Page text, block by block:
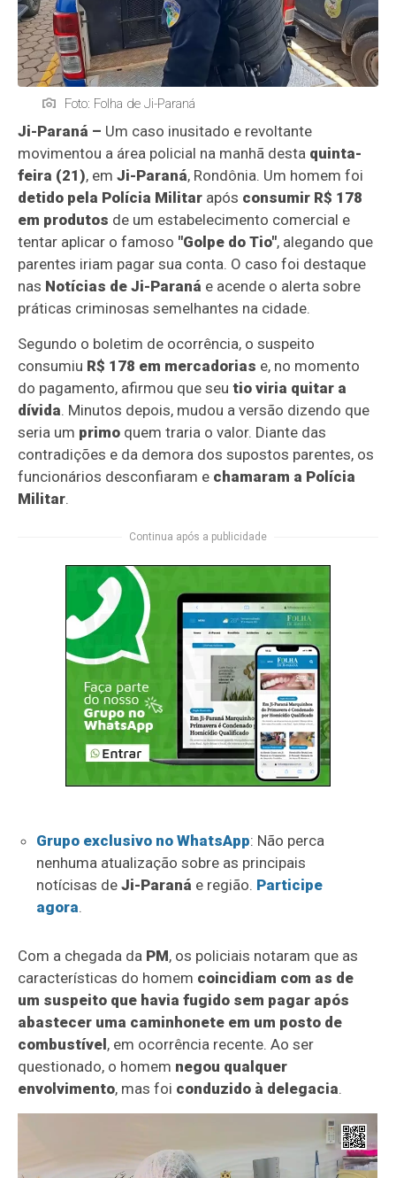
Foto: Folha de Ji-Paraná
Ji-Paraná – Um caso inusitado e revoltante
movimentou a área policial na manhã desta quinta-
feira (21), emJi-Paraná, Rondônia. Um homem foi
detido pela Polícia Militar após consumir R$ 178
em produtos de um estabelecimento comercial e
tentar aplicar o famoso "Golpe do Tio", alegando que
parentes iriam pagar sua conta. O caso foi destaque
nas Notícias de Ji-Paraná e acende o alerta sobre
práticas criminosas semelhantes na cidade.
Segundo o boletim de ocorrência, o suspeito
consumiu R$ 178 em mercadorias e, no momento
do pagamento, afirmou que seutio viria quitar a
dívida. Minutos depois, mudou a versão dizendo que
seria um primo quem traria o valor. Diante das
contradições e da demora dos supostos parentes, os
funcionários desconfiaram e chamaram a Polícia
Militar.
Continua após a publicidade
Grupo exclusivo no WhatsApp: Não perca
nenhuma atualização sobre as principais
notícisas de Ji-Paraná e região. Participe
agora.
Com a chegada da PM, os policiais notaram que as
características do homem coincidiam com as de
um suspeito que havia fugido sem pagar após
abastecer uma caminhonete em um posto de
combustível, em ocorrência recente. Ao ser
questionado, o homem negou qualquer
envolvimento, mas foi conduzido à delegacia.